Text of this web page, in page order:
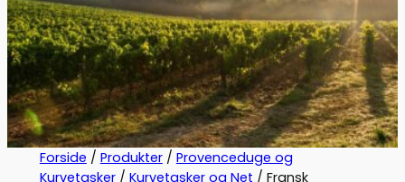
Forside / Produkter/ Provenceduge og
Kurvetasker/ Kurvetasker og Net / Fransk